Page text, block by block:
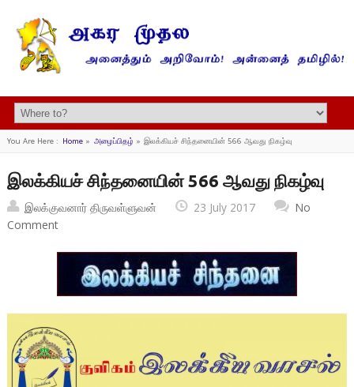
You Are Here : Home» அழைப்பிதழ் » இலக்கியச் சிந்தனையின் 566 ஆவது நிகழ்வு
இலக்கியச் சிந்தனையின் 566 ஆவது நிகழ்வு
இலக்குவனார் திருவள்ளுவன் 23 July 2017
No
Comment